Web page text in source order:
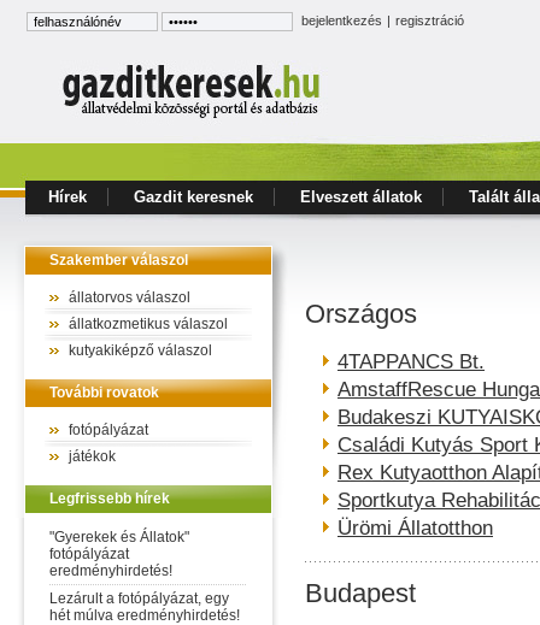
bejelentkezés | regisztráció
Hírek Gazdit keresnek Elveszett állatok Talált
Szakember válaszol
állatorvos válaszol
állatkozmetikus válaszol
kutyakiképző válaszol
További rovatok
fotópályázat
játékok
Legfrissebb hírek
"Gyerekek és Állatok"
fotópályázat
eredményhirdetés!
Lezárult a fotópályázat, egy
hét múlva eredményhirdetés!
Országos
4TAPPANCS Bt.
AmstaffRescue
Budakeszi
Családi Kutyás Sport
Rex Kutyaotthon
Sportkutya
Ürömi Állatotthon
Budapest